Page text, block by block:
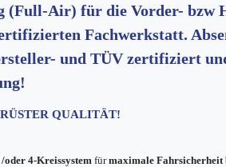
(Full-Air) für die Vorder- bzw
Fachwerkstatt.
und TÜV zertifiziert
QUALITÄT!
oder 4-Kreissystem fürmaximale Fahrsicherheit